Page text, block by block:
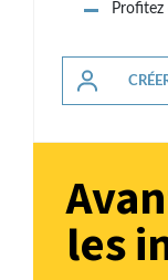
les